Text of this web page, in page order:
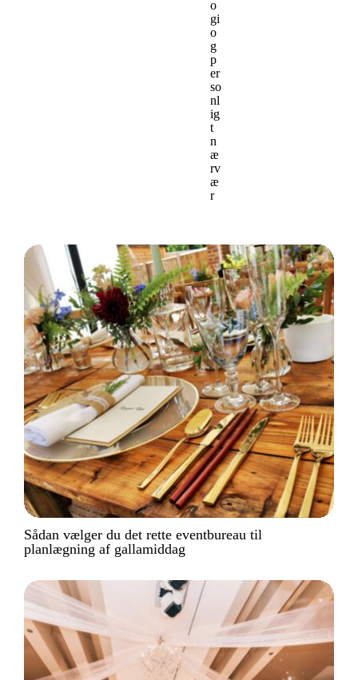
o
gi
o
g
p
er
so
nl
ig
t
n
æ
rv
æ
r
Sådan vælger du det rette eventbureau til
planlægning af gallamiddag